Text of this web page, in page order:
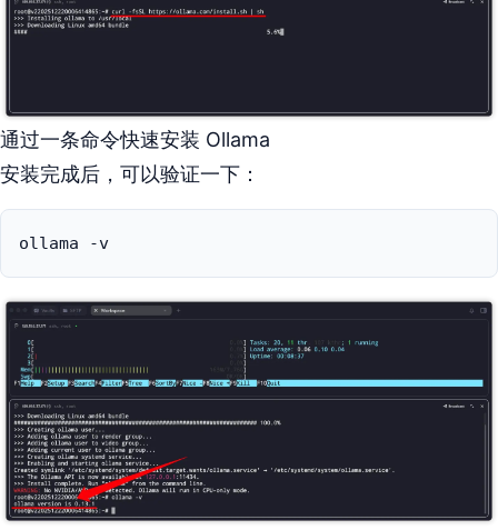
通过一条命令快速安装 Ollama
安装完成后，可以验证一下：
ollama -v